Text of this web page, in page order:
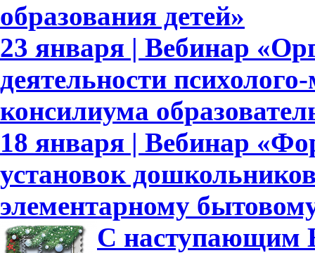
образования детей»
23 января | Вебинар
деятельности
консилиума
18 января | Вебинар
установок
элементарному
С наступающим